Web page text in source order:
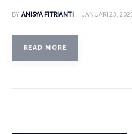
Mengapa Good
Berita
BY ANISYA FITRIANTI JANUARI 23,
READ MORE